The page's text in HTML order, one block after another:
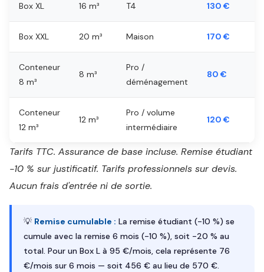
Box XL 16 m³ T4 130 €
Box XXL 20 m³ Maison 170 €
Conteneur
8 m³
8 m³
Pro /
déménagement
80 €
Conteneur
12 m³
12 m³
Pro / volume
intermédiaire
120 €
Tarifs TTC. Assurance de base incluse. Remise étudiant
-10 % sur justificatif. Tarifs professionnels sur devis.
Aucun frais d'entrée ni de sortie.
💡 Remise cumulable : La remise étudiant (-10 %) se
cumule avec la remise 6 mois (-10 %), soit -20 % au
total. Pour un Box L à 95 €/mois, cela représente 76
€/mois sur 6 mois — soit 456 € au lieu de 570 €.